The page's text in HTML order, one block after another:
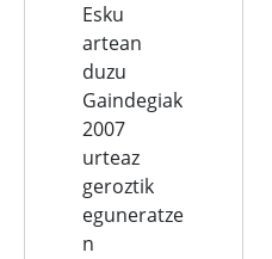
Esku
artean
duzu
Gaindegiak
2007
urteaz
geroztik
eguneratze
n